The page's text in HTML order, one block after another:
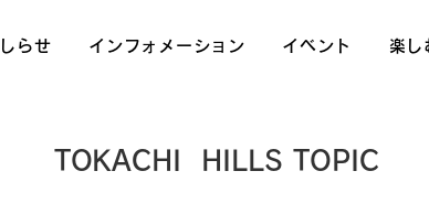
らせ インフォメーション イベント 楽し
TOKACHI HILLS TOPIC